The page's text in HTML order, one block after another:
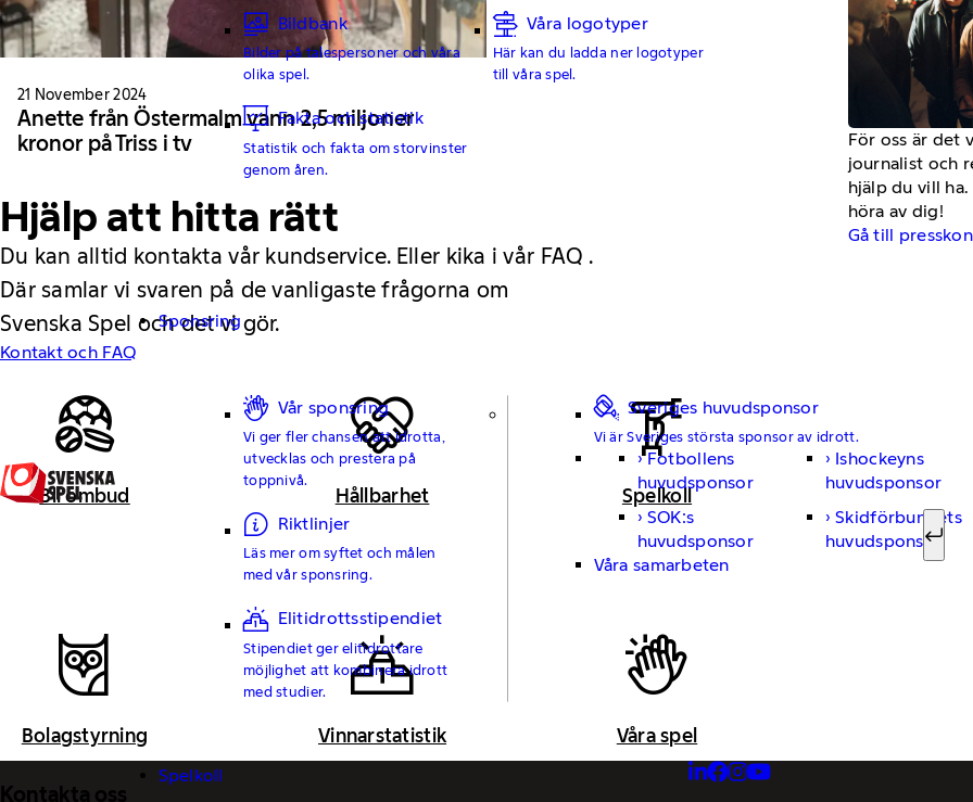
Bildbank
Bilder på talespersoner och våra
olika spel.
Våra logotyper
Här kan du ladda ner logotyper
till våra spel.
Fakta och statistik
Statistik och fakta om storvinster
genom åren.
För oss är det
journalist och
hjälp du vill
höra av dig!
Gå till
Sponsring
Vår sponsring
Vi ger fler chansen att idrotta,
utvecklas och prestera på
toppnivå.
Riktlinjer
Läs mer om syftet och målen
med vår sponsring.
Elitidrottsstipendiet
Stipendiet ger elitidrottare
möjlighet att kombinera idrott
med studier.
Sveriges huvudsponsor
Vi är Sveriges största sponsor av idrott.
Fotbollens
huvudsponsor
Ishockeyns
huvudsponsor
SOK:s
huvudsponsor
Skidförbundets
huvudsponsor
Våra samarbeten
Spelkoll
Sök
21 November 2024
Anette från Östermalm vann 2,5 miljoner
kronor på Triss i tv
Hjälp att hitta rätt
Du kan alltid kontakta vår kundservice. Eller kika i vår FAQ .
Där samlar vi svaren på de vanligaste frågorna om
Svenska Spel och det vi gör.
Kontakt och FAQ
Bli ombud Hållbarhet Spelkoll
Bolagstyrning Vinnarstatistik Våra spel
Kontakta oss